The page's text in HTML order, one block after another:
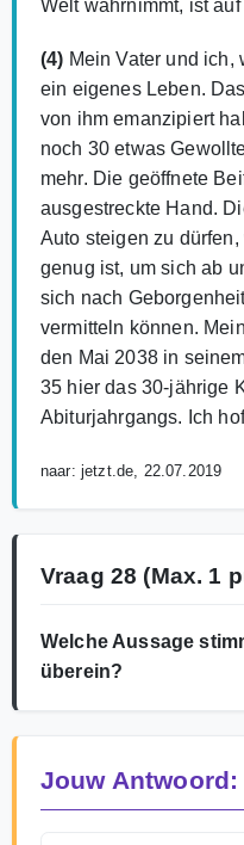
Welt wahrnimmt, ist
(4) Mein Vater und
ein eigenes Leben.
von ihm emanzipiert
noch 30 etwas
mehr. Die geöffnete
ausgestreckte Hand.
Auto steigen zu
genug ist, um sich ab
sich nach
vermitteln können.
den Mai 2038 in
35 hier das 30-jährige
Abiturjahrgangs. Ich
naar: jetzt.de, 22.07.2019
Vraag 28 (Max. 1
Welche Aussage
überein?
Jouw Antwoord: